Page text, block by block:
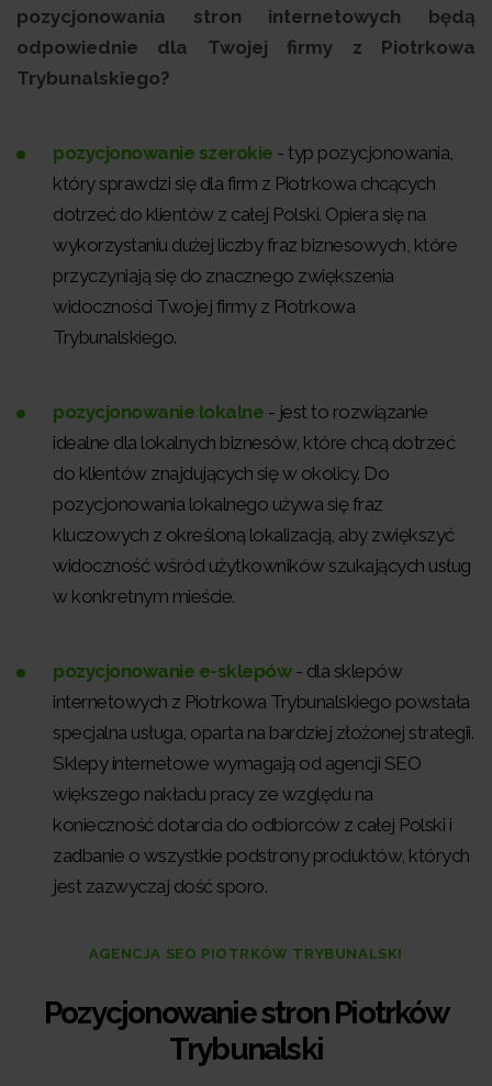
pozycjonowania stron internetowych będą
odpowiednie dla Twojej firmy z Piotrkowa
Trybunalskiego?
pozycjonowanie szerokie - typ pozycjonowania,
który sprawdzi się dla firm z Piotrkowa chcących
dotrzeć do klientów z całej Polski. Opiera się na
wykorzystaniu dużej liczby fraz biznesowych, które
przyczyniają się do znacznego zwiększenia
widoczności Twojej firmy z Piotrkowa
Trybunalskiego.
pozycjonowanie lokalne - jest to rozwiązanie
idealne dla lokalnych biznesów, które chcą dotrzeć
do klientów znajdujących się w okolicy. Do
pozycjonowania lokalnego używa się fraz
kluczowych z określoną lokalizacją, aby zwiększyć
widoczność wśród użytkowników szukających usług
w konkretnym mieście.
pozycjonowanie e-sklepów- dla sklepów
internetowych z Piotrkowa Trybunalskiego powstała
specjalna usługa, oparta na bardziej złożonej strategii.
Sklepy internetowe wymagają od agencji SEO
większego nakładu pracy ze względu na
konieczność dotarcia do odbiorców z całej Polski i
zadbanie o wszystkie podstrony produktów, których
jest zazwyczaj dość sporo.
AGENCJA SEO PIOTRKÓW TRYBUNALSKI
Pozycjonowanie stron Piotrków
Trybunalski